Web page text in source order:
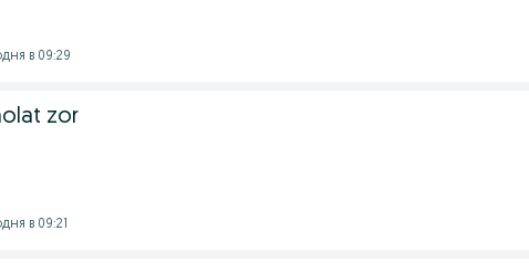
в 09:29
zor
в 09:21